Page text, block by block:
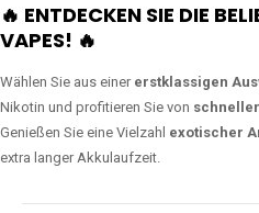
🔥 ENTDECKEN SIE DIE
VAPES! 🔥
Wählen Sie aus einer erstklassigen
Nikotin und profitieren Sie von
Genießen Sie eine Vielzahl exotischer
extra langer Akkulaufzeit.